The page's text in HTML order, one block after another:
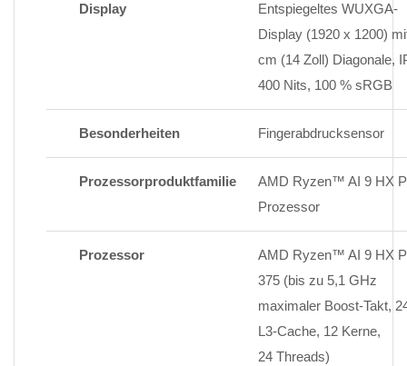
Display
Entspiegeltes WUXGA-
Display (1920 x 1200)
cm (14 Zoll) Diagonale,
400 Nits, 100 % sRGB
Besonderheiten Fingerabdrucksensor
Prozessorproduktfamilie
AMD Ryzen™ AI 9 HX
Prozessor
Prozessor
AMD Ryzen™ AI 9 HX
375 (bis zu 5,1 GHz
maximaler Boost-Takt,
L3-Cache, 12 Kerne,
24 Threads)